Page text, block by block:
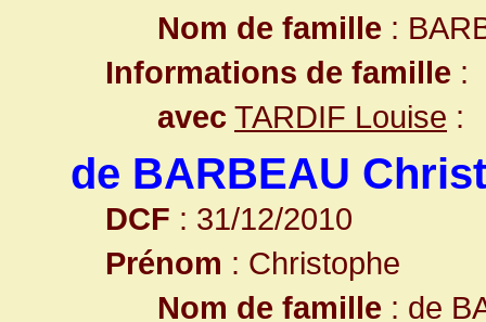
Nom de famille :
Informations de famille :
avec TARDIF Louise :
de BARBEAU
DCF : 31/12/2010
Prénom : Christophe
Nom de famille : de